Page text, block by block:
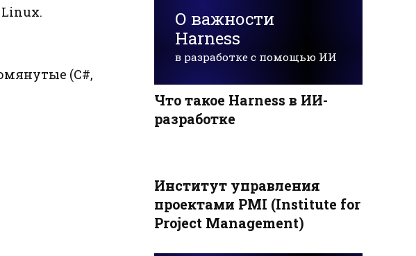
Linux.
(C#,
О важности
Harness
в разработке с помощью ИИ
Что такое Harness в ИИ-
разработке
Институт управления
проектами PMI (Institute for
Project Management)